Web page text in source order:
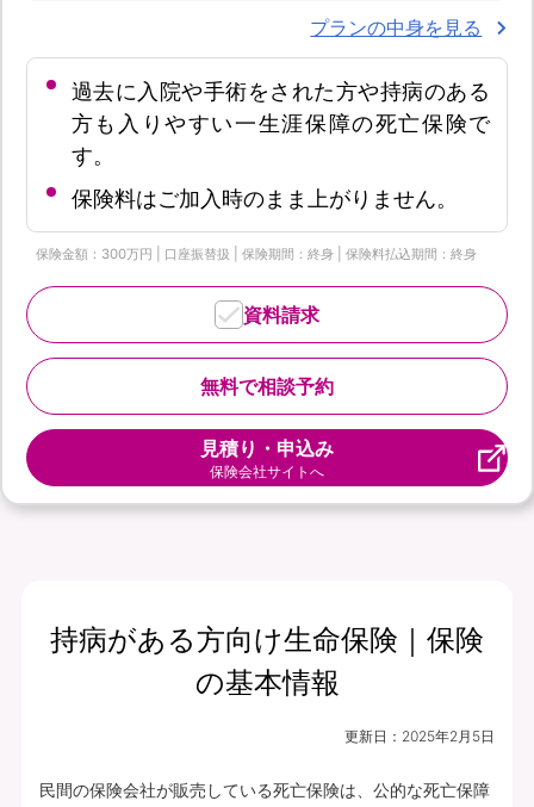
プランの中身を見る
過去に入院や手術をされた方や持病のある
方も入りやすい一生涯保障の死亡保険で
す。
保険料はご加入時のまま上がりません。
保険金額：300万円 | 口座振替扱 | 保険期間：終身 | 保険料払込期間：終身
無料で相談予約
資料請求
見積り・申込み
保険会社サイトへ
持病がある方向け生命保険｜保険
の基本情報
更新日： 2025年2月5日
民間の保険会社が販売している死亡保険は、公的な死亡保障